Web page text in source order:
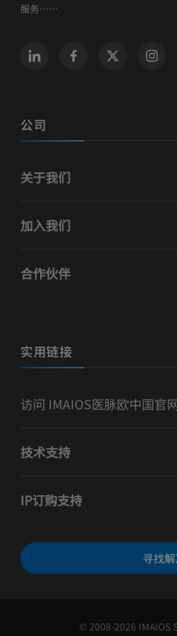
服务……
公司
关于我们
加入我们
合作伙伴
实用链接
访问 IMAIOS医脉欧中国官网
技术支持
IP订购支持
寻找
© 2008-2026 IMAIOS